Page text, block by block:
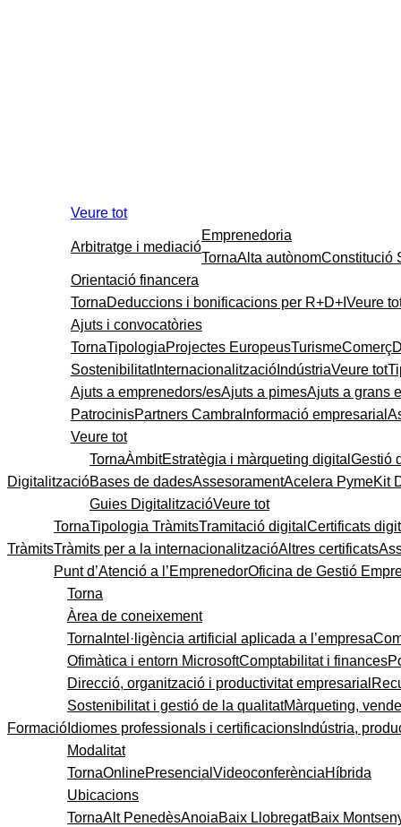
Veure tot
Arbitratge i mediació
Emprenedoria
TornaAlta autònomConstitució
Orientació financera
TornaDeduccions i bonificacions per R+D+I Veure
Ajuts i convocatòries
TornaTipologiaProjectes EuropeusTurismeComerç
SostenibilitatInternacionalització IndústriaVeure tot
Ajuts a emprenedors/esAjuts a pimesAjuts a grans
PatrocinisPartners Cambra Informació empresarial
Veure tot
Digitalització
TornaÀmbitEstratègia i màrqueting digital Gestió
Bases de dadesAssesoramentAcelera PymeKit
Guies DigitalitzacióVeure tot
Tràmits
TornaTipologia TràmitsTramitació digital Certificats
Tràmits per a la internacionalitzacióAltres certificats
Punt d’Atenció a l’EmprenedorOficina de Gestió
Formació
Torna
Àrea de coneixement
Torna Intel·ligència artificial aplicada a l’empresa
Ofimàtica i entorn MicrosoftComptabilitat i finances
Direcció, organització i productivitat empresarial
Sostenibilitat i gestió de la qualitatMàrqueting,
Idiomes professionals i certificacions Indústria,
Modalitat
TornaOnlinePresencial VideoconferènciaHíbrida
Ubicacions
TornaAlt PenedèsAnoiaBaix LlobregatBaix